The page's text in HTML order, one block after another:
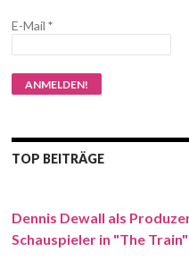
E-Mail *
TOP BEITRÄGE
Dennis Dewall als
Schauspieler in "The Train"